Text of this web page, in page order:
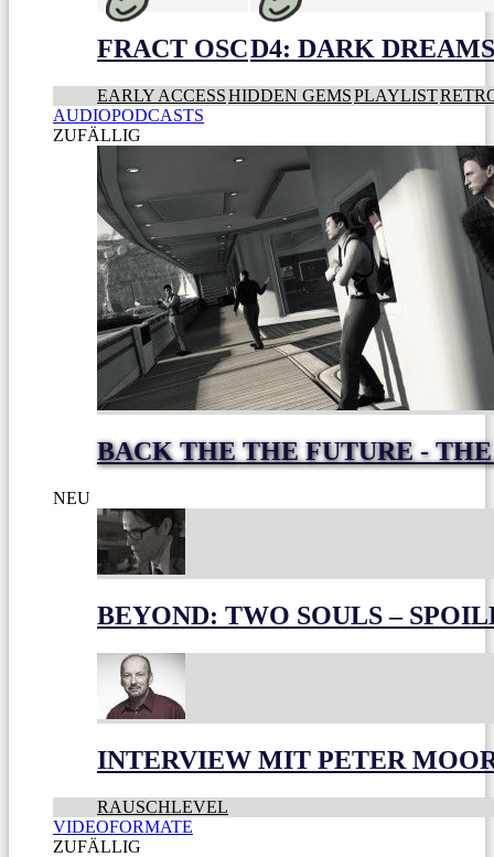
FRACT OSCD4: DARK
EARLY ACCESSHIDDEN GEMSPLAYLIST
AUDIOPODCASTS
ZUFÄLLIG
BACK THE THE FUTURE -
NEU
BEYOND: TWO SOULS –
INTERVIEW MIT PETER
RAUSCHLEVEL
VIDEOFORMATE
ZUFÄLLIG